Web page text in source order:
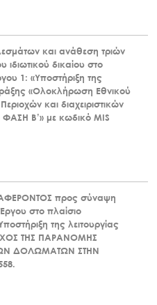
και ανάθεση τριών
δικαίου στο
1: «Υποστήριξη της
«Ολοκλήρωση Εθνικού
και διαχειριστικών
Β’» με κωδικό MIS
προς σύναψη
στο πλαίσιο
της λειτουργίας
ΤΗΣ ΠΑΡΑΝΟΜΗΣ
ΔΟΛΩΜΑΤΩΝ ΣΤΗΝ